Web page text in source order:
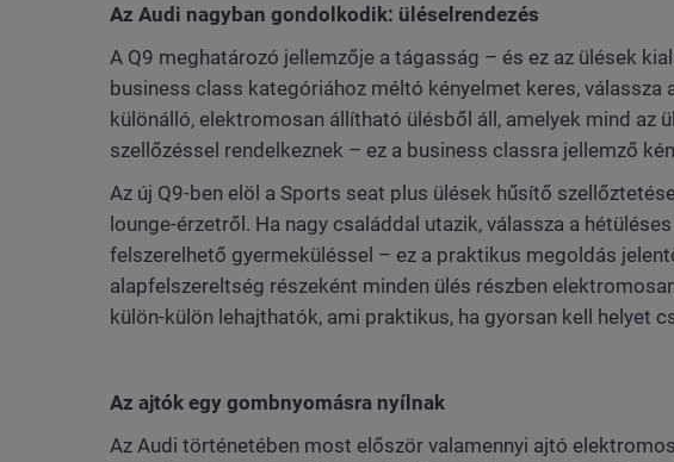
Az Audi nagyban gondolkodik: üléselrendezés
A Q9 meghatározó jellemzője a tágasság – és ez az ülések
business class kategóriához méltó kényelmet keres,
különálló, elektromosan állítható ülésből áll, amelyek mind az
szellőzéssel rendelkeznek – ez a business classra jellemző
Az új Q9-ben elöl a Sports seat plus ülések hűsítő
lounge-érzetről. Ha nagy családdal utazik, válassza a
felszerelhető gyermeküléssel – ez a praktikus megoldás
alapfelszereltség részeként minden ülés részben
külön-külön lehajthatók, ami praktikus, ha gyorsan kell helyet
Az ajtók egy gombnyomásra nyílnak
Az Audi történetében most először valamennyi ajtó